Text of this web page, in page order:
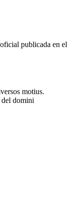
publicada en el
motius.
del domini